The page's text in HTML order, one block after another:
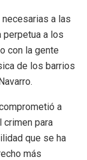
a las
perpetua a los
con la gente
de los barrios
a
crimen para
que se ha
más